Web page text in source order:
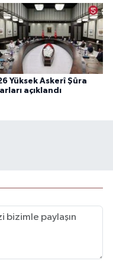
Yüksek Askerî Şûra
açıklandı